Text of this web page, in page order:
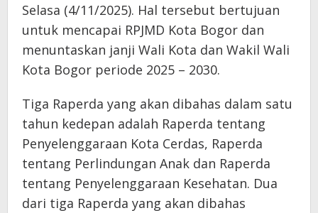
Selasa (4/11/2025). Hal tersebut bertujuan
untuk mencapai RPJMD Kota Bogor dan
menuntaskan janji Wali Kota dan Wakil Wali
Kota Bogor periode 2025 – 2030.
Tiga Raperda yang akan dibahas dalam satu
tahun kedepan adalah Raperda tentang
Penyelenggaraan Kota Cerdas, Raperda
tentang Perlindungan Anak dan Raperda
tentang Penyelenggaraan Kesehatan. Dua
dari tiga Raperda yang akan dibahas